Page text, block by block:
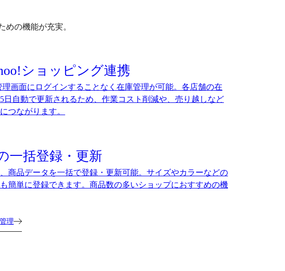
の機能が充実。
ショッピング連携
理画面にログインすることなく在庫管理が可能。各店舗の在
日自動で更新されるため、作業コスト削減や、売り越しなど
つながります。
一括登録・更新
商品データを一括で登録・更新可能。サイズやカラーなどの
簡単に登録できます。商品数の多いショップにおすすめの機
理